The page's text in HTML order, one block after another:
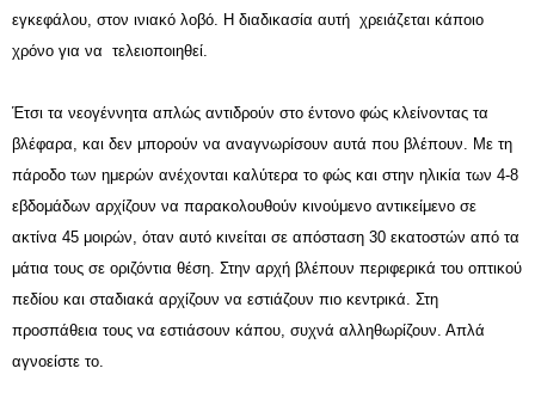
εγκεφάλου, στον ινιακό λοβό. Η διαδικασία αυτή χρειάζεται κάποιο
χρόνο για να τελειοποιηθεί.
Έτσι τα νεογέννητα απλώς αντιδρούν στο έντονο φώς κλείνοντας τα
βλέφαρα, και δεν μπορούν να αναγνωρίσουν αυτά που βλέπουν. Με τη
πάροδο των ημερών ανέχονται καλύτερα το φώς και στην ηλικία των 4-8
εβδομάδων αρχίζουν να παρακολουθούν κινούμενο αντικείμενο σε
ακτίνα 45 μοιρών, όταν αυτό κινείται σε απόσταση 30 εκατοστών από τα
μάτια τους σε οριζόντια θέση. Στην αρχή βλέπουν περιφερικά του οπτικού
πεδίου και σταδιακά αρχίζουν να εστιάζουν πιο κεντρικά. Στη
προσπάθεια τους να εστιάσουν κάπου, συχνά αλληθωρίζουν. Απλά
αγνοείστε το.